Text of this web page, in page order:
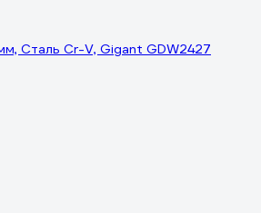
Сталь Cr-V, Gigant GDW2427